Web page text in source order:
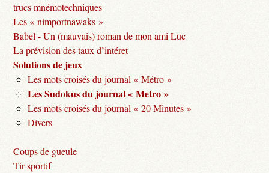
trucs mnémotechniques
Les « nimportnawaks »
Babel - Un (mauvais) roman de mon ami Luc
La prévision des taux d’intéret
Solutions de jeux
Les mots croisés du journal « Métro »
Les Sudokus du journal « Metro »
Les mots croisés du journal « 20 Minutes »
Divers
Coups de gueule
Tir sportif